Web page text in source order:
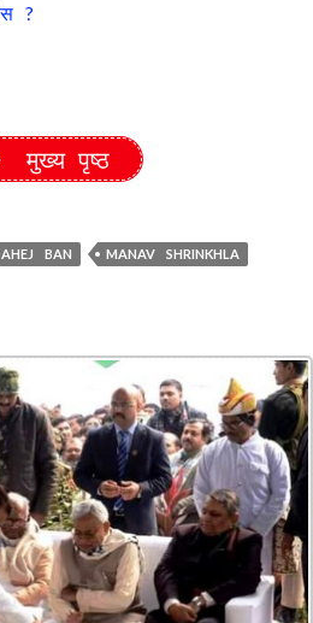
?
मुख्य पृष्ठ
BAN
MANAV SHRINKHLA